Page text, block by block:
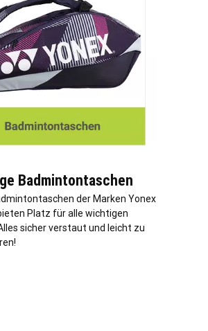
Badmintontaschen
der Marken Yonex
Platz für alle wichtigen
sicher verstaut und leicht zu